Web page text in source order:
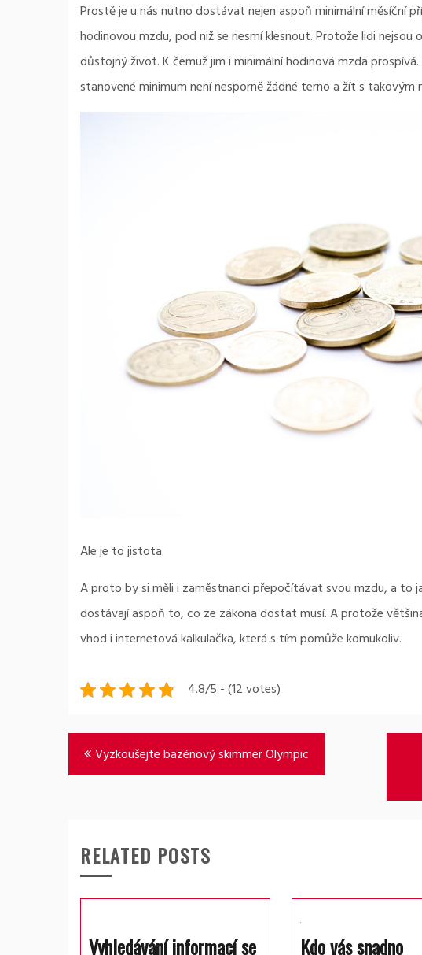
Prostě je u nás nutno dostávat nejen aspoň minimální měsíční
hodinovou mzdu, pod niž se nesmí klesnout. Protože lidi
důstojný život. K čemuž jim i minimální hodinová mzda
stanovené minimum není nesporně žádné terno a žít s takovým
Ale je to jistota.
A proto by si měli i zaměstnanci přepočítávat svou mzdu, a to
dostávají aspoň to, co ze zákona dostat musí. A protože
vhod i internetová kalkulačka, která s tím pomůže komukoliv.
4.8/5 - (12 votes)
Navigace
pro
Vyzkoušejte bazénový skimmer Olympic
RELATED POSTS
Vyhledávání informací se Kdo vás snadno